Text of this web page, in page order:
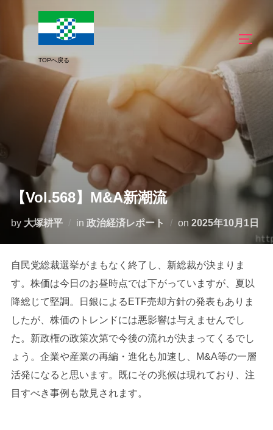
ン
プ
サイ
【Vol.568】M&A新潮流
by 大塚耕平 in 政治経済レポート on 投
2025年10月1日
自民党総裁選挙がまもなく終了し、新総裁が決まりま
す。株価は今日のお昼時点では下がっていますが、夏以
降総じて堅調。日銀によるETF売却方針の発表もありま
したが、株価のトレンドには悪影響は与えませんでし
た。新政権の政策次第で今後の流れが決まってくるでし
ょう。企業や産業の再編・進化も加速し、M&A等の一層
活発になると思います。既にその兆候は現れており、注
目すべき事例も散見されます。